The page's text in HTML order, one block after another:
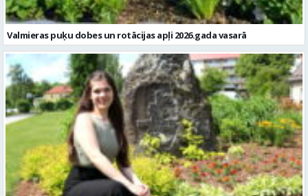
Valmieras puķu dobes un rotācijas apļi 2026.gada vasarā